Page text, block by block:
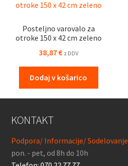
Posteljno varovalo za
otroke 150 x 42 cm zeleno
38,87€ z DDV
Dodaj v košarico
KONTAKT
Podpora/ Informacije/ Sodelovanje
pon. - pet, od 8h do 10h